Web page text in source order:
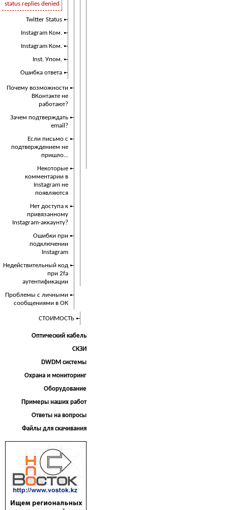
status replies denied
Twitter Status
Instagram Ком.
Instagram Ком.
Inst. Упом.
Ошибка ответа
Почему возможности
ВКонтакте не
работают?
Зачем подтверждать
email?
Если письмо с
подтверждением не
пришло...
Некоторые
комментарии в
Instagram не
появляются
Нет доступа к
привязанному
Instagram-аккаунту?
Ошибки при
подключении
Instagram
Недействительный код
при 2fa
аутентификации
Проблемы с личными
сообщениями в ОК
СТОИМОСТЬ
Оптический кабель
СКЗИ
DWDM системы
Охрана и мониторинг
Оборудование
Примеры наших работ
Ответы на вопросы
Файлы для скачивания